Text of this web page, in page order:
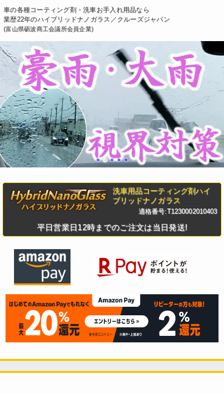
車の各種コーティング剤・洗車お手入れ用品なら
業歴22年のハイブリッドナノガラス／クルーズジャパン
(富山県砺波商工会議所会員企業)
洗車用品コーティング剤ハイ
ブリッドナノガラス
適格番号:T1230002010403
平日営業日12時までのご注文は当日発送!